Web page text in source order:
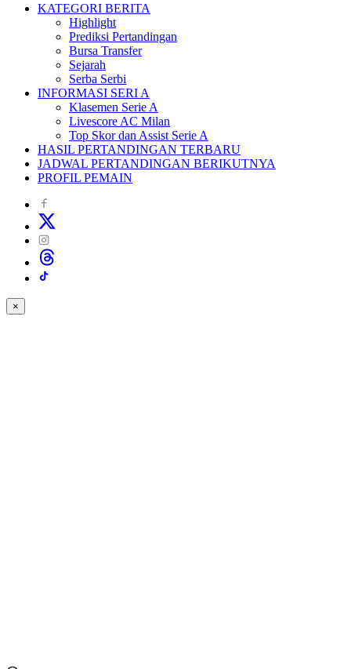
KATEGORI BERITA
Highlight
Prediksi Pertandingan
Bursa Transfer
Sejarah
Serba Serbi
INFORMASI SERI A
Klasemen Serie A
Livescore AC Milan
Top Skor dan Assist Serie A
HASIL PERTANDINGAN TERBARU
JADWAL PERTANDINGAN BERIKUTNYA
PROFIL PEMAIN
×